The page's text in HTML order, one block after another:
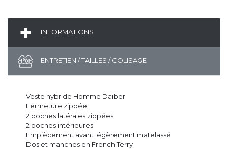
INFORMATIONS
ENTRETIEN / TAILLES / COLISAGE
Veste hybride Homme Daiber
Fermeture zippée
2 poches latérales zippées
2 poches intérieures
Empiècement avant légèrement matelassé
Dos et manches en French Terry